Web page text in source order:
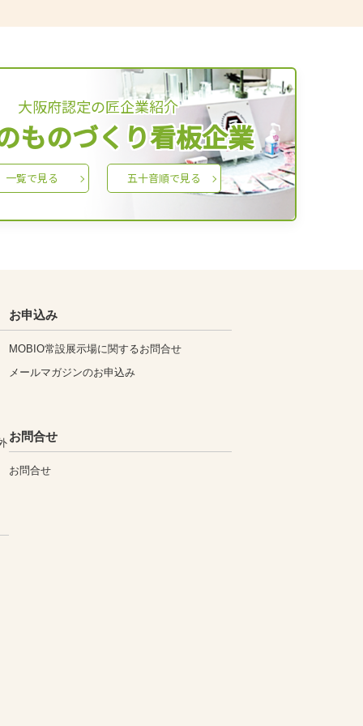
大阪府認定の匠企業紹介
ものづくり看板企業
一覧で見る 五十音順で見る
お申込み
MOBIO常設展示場に関するお問合せ
メールマガジンのお申込み
お問合せ
お問合せ